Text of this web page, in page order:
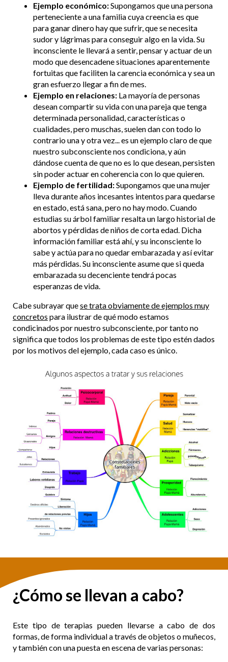
Ejemplo económico:Supongamos que una persona
perteneciente a una familia cuya creencia es que
para ganar dinero hay que sufrir, que se necesita
sudor y lágrimas para conseguir algo en la vida. Su
inconsciente le llevará a sentir, pensar y actuar de un
modo que desencadene situaciones aparentemente
fortuitas que faciliten la carencia económica y sea un
gran esfuerzo llegar a fin de mes.
Ejemplo en relaciones:La mayoría de personas
desean compartir su vida con una pareja que tenga
determinada personalidad, características o
cualidades, pero muschas, suelen dan con todo lo
contrario una y otra vez... es un ejemplo claro de que
nuestro subconsciente nos condiciona, y aún
dándose cuenta de que no es lo que desean, persisten
sin poder actuar en coherencia con lo que quieren.
Ejemplo de fertilidad:Supongamos que una mujer
lleva durante años incesantes intentos para quedarse
en estado, está sana, pero no hay modo. Cuando
estudias su árbol familiar resalta un largo historial de
abortos y pérdidas de niños de corta edad. Dicha
información familiar está ahí, y su inconsciente lo
sabe y actúa para no quedar embarazada y así evitar
más pérdidas. Su inconsciente asume que si queda
embarazada su decenciente tendrá pocas
esperanzas de vida.
Cabe subrayar quese trata obviamente de ejemplos muy
concretos para ilustrar de qué modo estamos
condicinados por nuestro subconsciente, por tanto no
significa que todos los problemas de este tipo estén dados
por los motivos del ejemplo, cada caso es único.
¿Cómo se llevan a cabo?
Este tipo de terapias pueden llevarse a cabo de dos
formas, de forma individual a través de objetos o muñecos,
y también con una puesta en escena de varias personas: